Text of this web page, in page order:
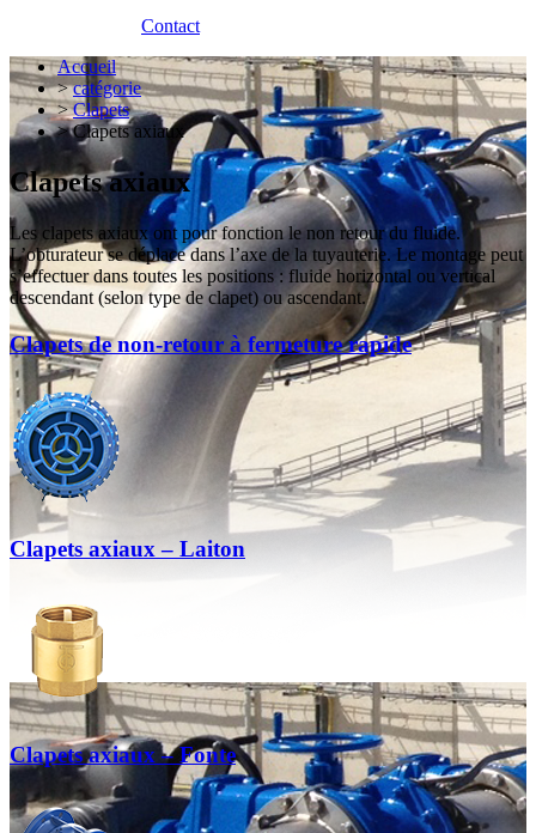
Contact
Accueil
>catégorie
>Clapets
> Clapets axiaux
Clapets axiaux
Les clapets axiaux ont pour fonction le non retour du fluide.
L’obturateur se déplace dans l’axe de la tuyauterie. Le montage peut
s’effectuer dans toutes les positions : fluide horizontal ou vertical
descendant (selon type de clapet) ou ascendant.
Clapets de non-retour à fermeture rapide
Clapets axiaux – Laiton
Clapets axiaux – Fonte